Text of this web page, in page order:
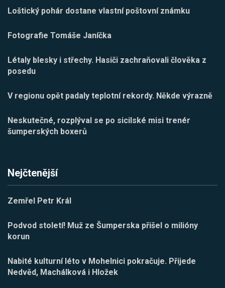
Loštický pohár dostane vlastní poštovní známku
Fotografie Tomáše Janíčka
Létaly blesky i střechy. Hasiči zachraňovali člověka z
posedu
V regionu opět padaly teplotní rekordy. Někde výrazně
Neskutečné, rozplýval se po sicilské misi trenér
šumperských boxerů
Nejčtenější
Zemřel Petr Král
Podvod století! Muž ze Šumperska přišel o milióny
korun
Nabité kulturní léto v Mohelnici pokračuje. Přijede
Nedvěd, Machálková i Hložek